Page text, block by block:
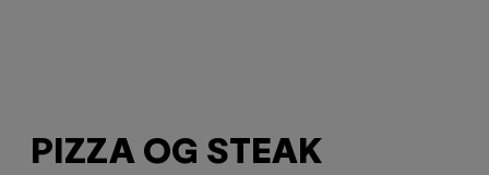
PIZZA OG STEAK